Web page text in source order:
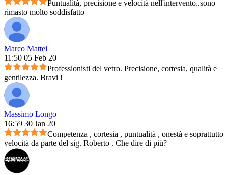
Puntualità, precisione e velocità nell'intervento..sono
rimasto molto soddisfatto
Marco Mattei
11:50 05 Feb 20
Professionisti del vetro. Precisione, cortesia, qualità e
gentilezza. Bravi !
Massimo Longo
16:59 30 Jan 20
Competenza , cortesia , puntualità , onestà e soprattutto
velocità da parte del sig. Roberto . Che dire di più?